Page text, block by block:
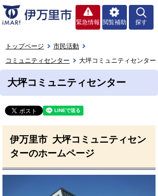
緊急情報 閲覧補助 探す
トップページ
市民活動
コミュニティセンター
大坪コミュニティセンター
大坪コミュニティセンター
伊万里市 大坪コミュニティセン
ターのホームページ